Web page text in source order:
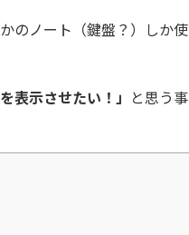
のノート（鍵盤？）しか使
表示させたい！」 と思う事